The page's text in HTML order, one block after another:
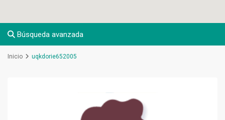
Búsqueda avanzada
Inicio uqkdorie652005